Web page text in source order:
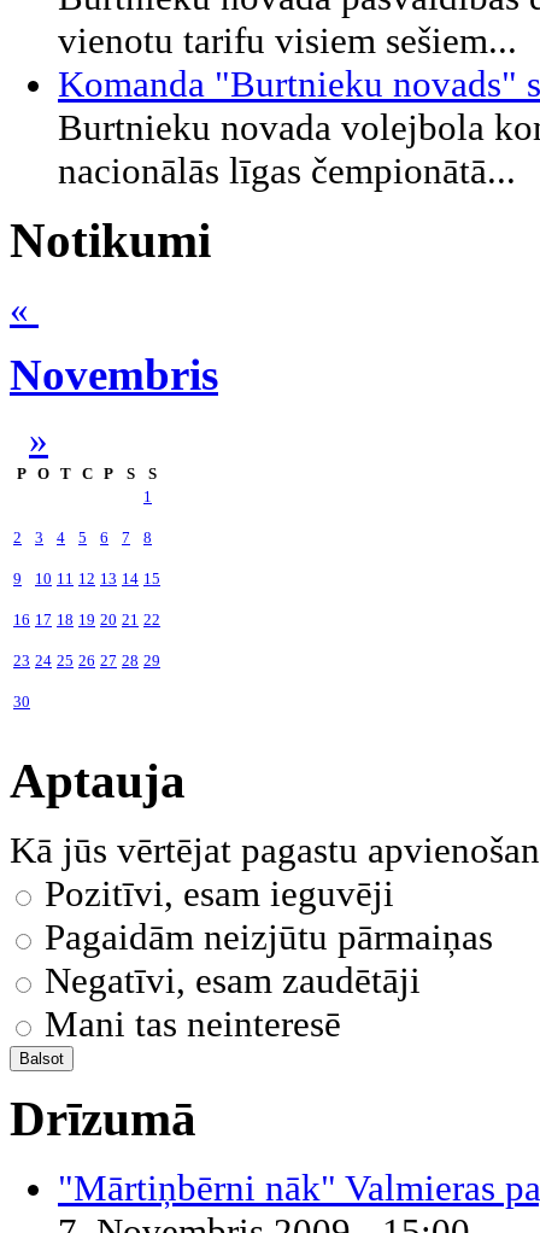
vienotu tarifu visiem sešiem...
Komanda "Burtnieku novads"
Burtnieku novada volejbola
nacionālās līgas čempionātā...
Notikumi
«
Novembris
»
P O T C P S
S
1
2 3 4 5 6 7 8
9 10 11 12 13 14 15
16 17 18 19 20 21 22
23 24 25 26 27 28 29
30
Aptauja
Kā jūs vērtējat pagastu
Pozitīvi, esam ieguvēji
Pagaidām neizjūtu pārmaiņas
Negatīvi, esam zaudētāji
Mani tas neinteresē
Drīzumā
"Mārtiņbērni nāk" Valmieras